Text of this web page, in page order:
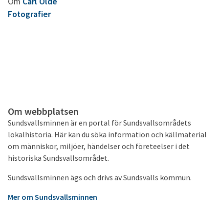
Fotografier
Om webbplatsen
Sundsvallsminnen är en portal för Sundsvallsområdets
lokalhistoria. Här kan du söka information och källmaterial
om människor, miljöer, händelser och företeelser i det
historiska Sundsvallsområdet.
Sundsvallsminnen ägs och drivs av Sundsvalls kommun.
Mer om Sundsvallsminnen